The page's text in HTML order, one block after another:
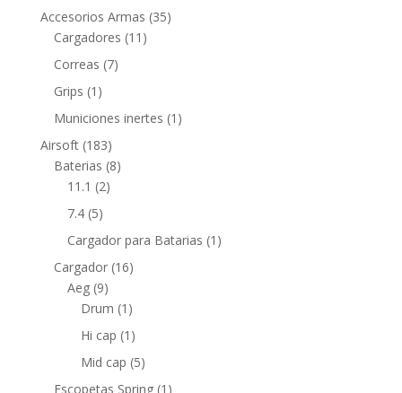
Accesorios Armas (35)
Cargadores (11)
Correas (7)
Grips (1)
Municiones inertes (1)
Airsoft (183)
Baterias (8)
11.1 (2)
7.4 (5)
Cargador para Batarias (1)
Cargador (16)
Aeg (9)
Drum (1)
Hi cap (1)
Mid cap (5)
Escopetas Spring (1)